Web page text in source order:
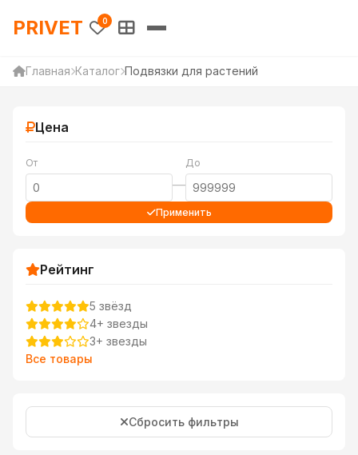
PRIVET — Каталог товаров
PRIVET 0
Главная Каталог Подвязки для растений
Цена
От
—
До
Применить
Рейтинг
5 звёзд
4+ звезды
3+ звезды
Все товары
Сбросить фильтры